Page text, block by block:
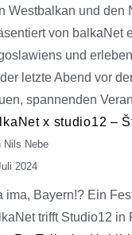
Westbalkan und den
von balkaNet
und
letzte Abend vor
spannenden
x studio12 –
Nils Nebe
2024
ima, Bayern!? Ein
trifft Studio12 in